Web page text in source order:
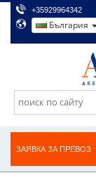
+35929964342
България
ЗАЯВКА ЗА ПРЕВОЗ